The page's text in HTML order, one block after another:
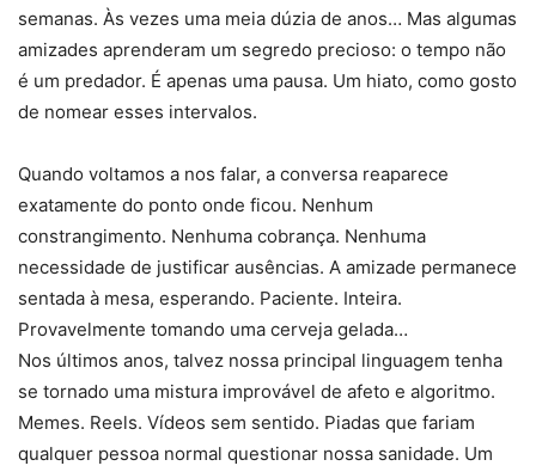
semanas. Às vezes uma meia dúzia de anos… Mas algumas
amizades aprenderam um segredo precioso: o tempo não
é um predador. É apenas uma pausa. Um hiato, como gosto
de nomear esses intervalos.
Quando voltamos a nos falar, a conversa reaparece
exatamente do ponto onde ficou. Nenhum
constrangimento. Nenhuma cobrança. Nenhuma
necessidade de justificar ausências. A amizade permanece
sentada à mesa, esperando. Paciente. Inteira.
Provavelmente tomando uma cerveja gelada…
Nos últimos anos, talvez nossa principal linguagem tenha
se tornado uma mistura improvável de afeto e algoritmo.
Memes. Reels. Vídeos sem sentido. Piadas que fariam
qualquer pessoa normal questionar nossa sanidade. Um